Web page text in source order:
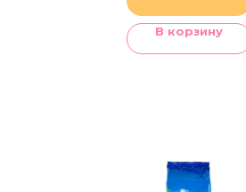
В корзину